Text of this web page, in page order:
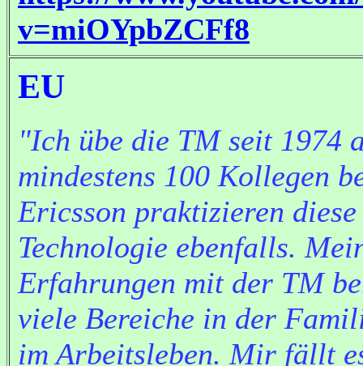
v=miOYpbZCFf8
EU
"Ich übe die TM seit 1974
mindestens 100 Kollegen
Ericsson praktizieren diese
Technologie ebenfalls.
Erfahrungen mit der TM
viele Bereiche in der
im Arbeitsleben. Mir fällt